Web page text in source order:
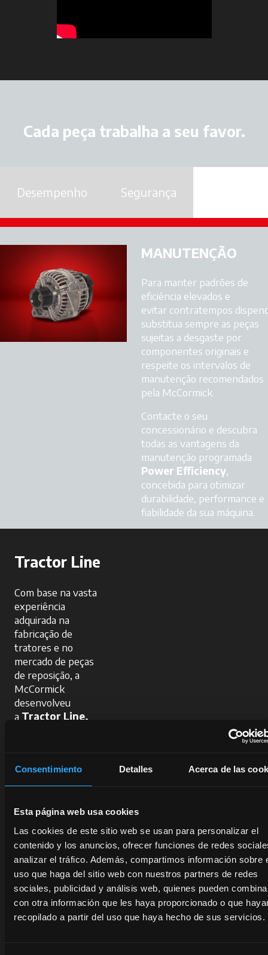
Consentimiento Detalles Acerca de las
Esta página web usa cookies
Las cookies de este sitio web se usan para personalizar el
contenido y los anuncios, ofrecer funciones de redes
analizar el tráfico. Además, compartimos información sobre
uso que haga del sitio web con nuestros partners de redes
sociales, publicidad y análisis web, quienes pueden
con otra información que les haya proporcionado o que
recopilado a partir del uso que haya hecho de sus servicios.
Cada peça trabalha a seu favor.
Desempenho Segurança
MANUTENÇÃO
Para manter padrões de
eficiência elevados e
evitar contratempos
substitua sempre as peças
sujeitas a desgaste por
componentes originais e
respeite os intervalos de
manutenção recomendados
pela McCormick.
Contacte o seu
concessionário e descubra
todas as vantagens da
manutenção programada
Power Efficiency,
concebida para otimizar
durabilidade, performance e
fiabilidade da sua máquina.
Tractor Line
Com base na vasta
experiência
adquirada na
fabricação de
tratores e no
mercado de peças
de reposição, a
McCormick
desenvolveu
a Tractor Line,
testadas e
certificadas que
garantia de 12
meses.
A melhor solução
para peças
genéricas, a um
preço imbatível.
Solicite